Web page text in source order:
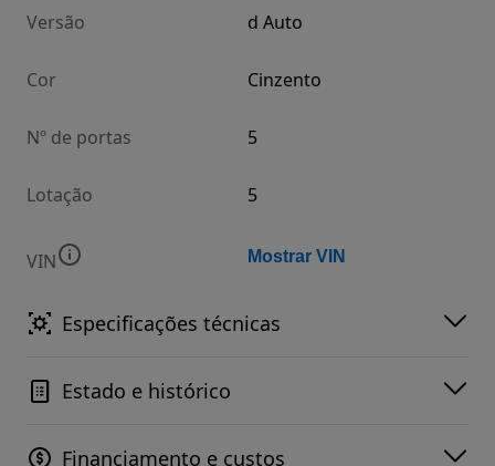
Versão d Auto
Cor Cinzento
Nº de portas 5
Lotação 5
VIN Mostrar VIN
Especificações técnicas
Estado e histórico
Financiamento e custos